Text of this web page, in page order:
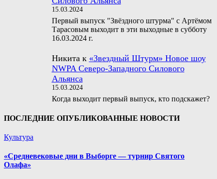
15.03.2024
Первый выпуск "Звёздного штурма" с Артёмом
Тарасовым выходит в эти выходные в субботу
16.03.2024 г.
Никита к «Звездный Штурм» Новое шоу
NWPA Северо-Западного Силового
Альянса
15.03.2024
Когда выходит первый выпуск, кто подскажет?
ПОСЛЕДНИЕ ОПУБЛИКОВАННЫЕ НОВОСТИ
Культура
«Средневековые дни в Выборге — турнир Святого
Олафа»